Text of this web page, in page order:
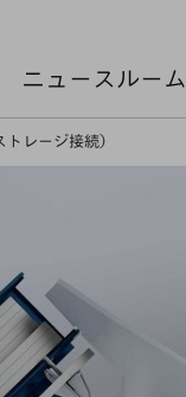
ニュースルーム
レージ接続）